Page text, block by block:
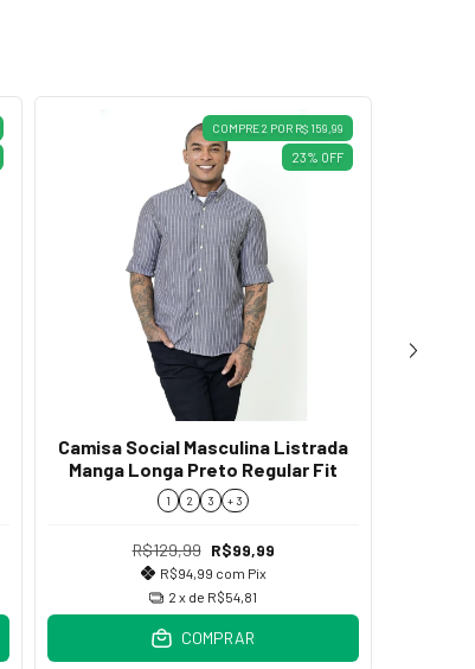
COMPRE 2 POR R$ 159,99
23% OFF
Camisa Social Masculina Listrada
Manga Longa Preto Regular Fit
1 2 3 + 3
R$129,99 R$99,99
R$94,99 com Pix
2 x de R$54,81
COMPRAR